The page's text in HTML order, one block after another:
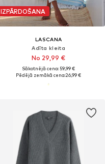
IZPĀRDOŠANA
LASCANA
Adīta kleita
No 29,99 €
Sākotnējā cena: 59,99 €
Pēdējā zemākā cena:26,99 €